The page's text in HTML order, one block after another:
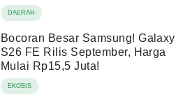
Bawah Umur
DAERAH
Bocoran Besar Samsung! Galaxy
S26 FE Rilis September, Harga
Mulai Rp15,5 Juta!
EKOBIS